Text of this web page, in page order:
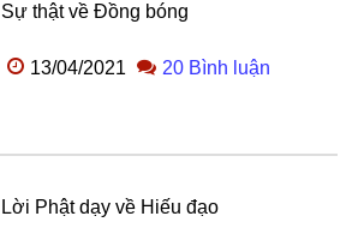
Sự thật về Đồng bóng
13/04/2021 20 Bình luận
Lời Phật dạy về Hiếu đạo